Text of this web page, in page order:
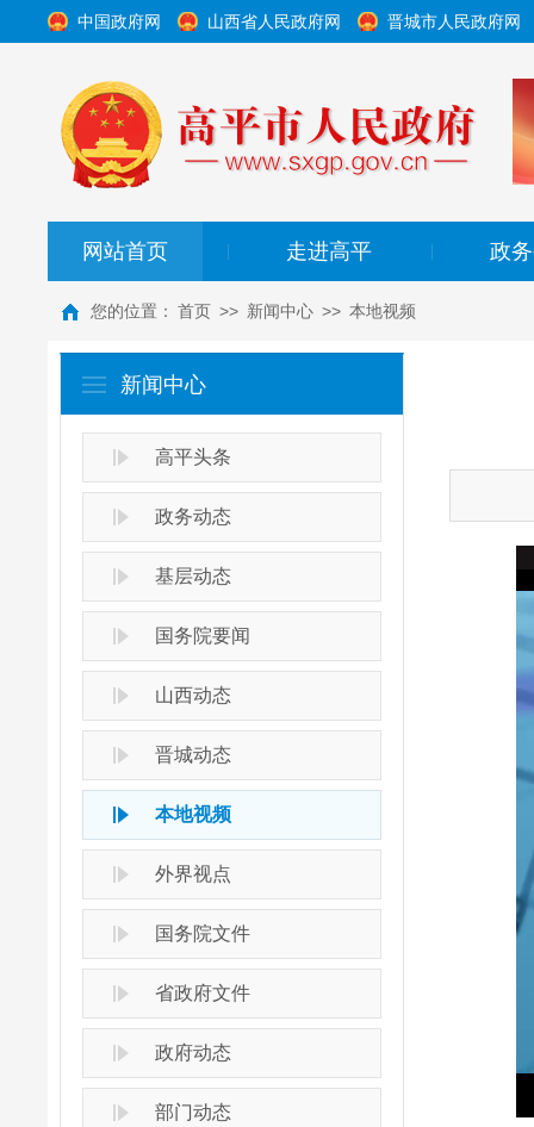
中国政府网 山西省人民政府网 晋城市人民政府网
网站首页 走进高平 政
您的位置： 首页 >> 新闻中心 >> 本地视频
新闻中心
高平头条
政务动态
基层动态
国务院要闻
山西动态
晋城动态
本地视频
外界视点
国务院文件
省政府文件
政府动态
部门动态